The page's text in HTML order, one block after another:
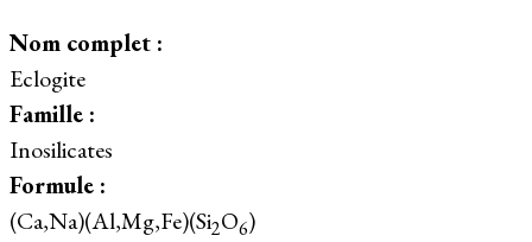
Nom complet :
Eclogite
Famille :
Inosilicates
Formule :
(Ca,Na)(Al,Mg,Fe)(Si2O6)